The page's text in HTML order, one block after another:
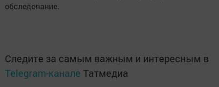
обследование.
Следите за самым важным и интересным в
Telegram-канале Татмедиа